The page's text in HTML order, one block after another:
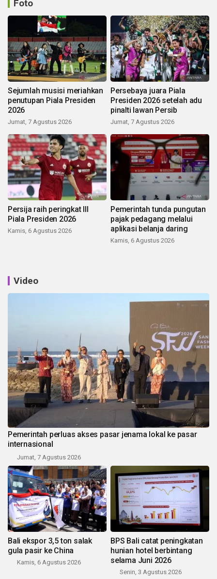
Foto
Sejumlah musisi meriahkan
penutupan Piala Presiden
2026
Jumat, 7 Agustus 2026
Persebaya juara Piala
Presiden 2026 setelah adu
pinalti lawan Persib
Jumat, 7 Agustus 2026
Persija raih peringkat III
Piala Presiden 2026
Kamis, 6 Agustus 2026
Pemerintah tunda pungutan
pajak pedagang melalui
aplikasi belanja daring
Kamis, 6 Agustus 2026
Video
Pemerintah perluas akses pasar jenama lokal ke pasar
internasional
Jumat, 7 Agustus 2026
Bali ekspor 3,5 ton salak
gula pasir ke China
Kamis, 6 Agustus 2026
BPS Bali catat peningkatan
hunian hotel berbintang
selama Juni 2026
Senin, 3 Agustus 2026